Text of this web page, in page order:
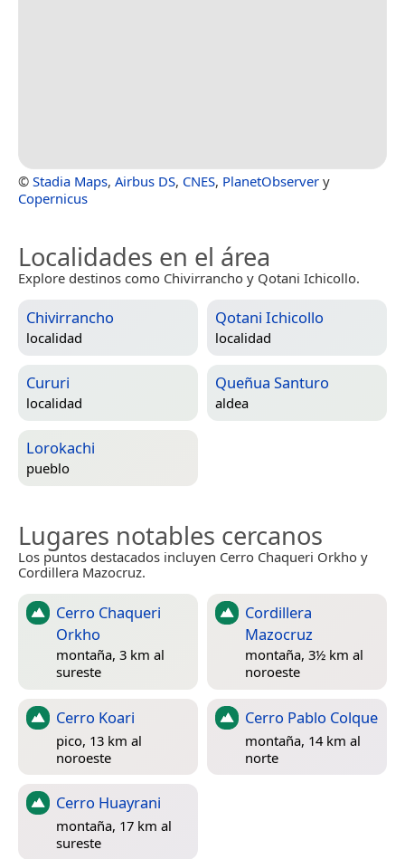
© Stadia Maps, Airbus DS, CNES, PlanetObserver y
Copernicus
Localidades en el área
Explore destinos como Chivirrancho y Qotani Ichicollo.
Chivirrancho
localidad
Qotani Ichicollo
localidad
Cururi
localidad
Queñua Santuro
aldea
Lorokachi
pueblo
Lugares notables cercanos
Los puntos destacados incluyen Cerro Chaqueri Orkho y
Cordillera Mazocruz.
Cerro Chaqueri
Orkho
montaña, 3 km al
sureste
Cordillera
Mazocruz
montaña, 3½ km al
noroeste
Cerro Koari
pico, 13 km al
noroeste
Cerro Pablo Colque
montaña, 14 km al
norte
Cerro Huayrani
montaña, 17 km al
sureste